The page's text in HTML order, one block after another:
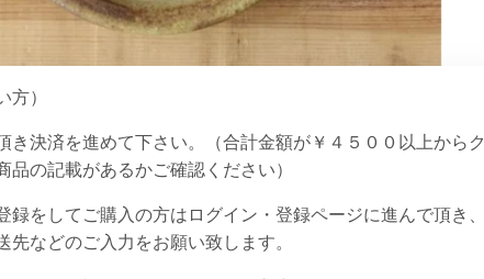
）
き決済を進めて下さい。（合計金額が￥４５００以上から
の記載があるかご確認ください）
録をしてご購入の方はログイン・登録ページに進んで頂き
などのご入力をお願い致します。